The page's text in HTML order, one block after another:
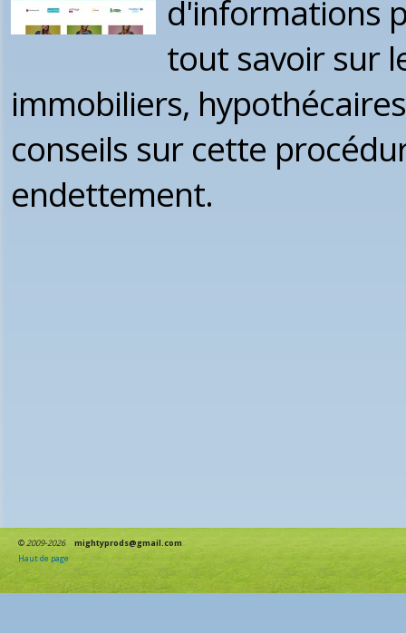
d'informations
tout savoir sur
immobiliers,
conseils sur cette
endettement.
©2009-2026
mightyprods@gmail.com
Haut de page